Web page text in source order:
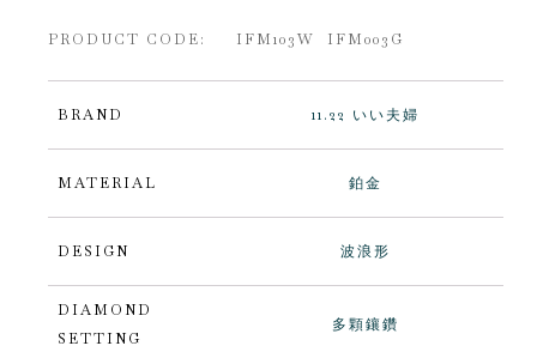
PRODUCT CODE: IFM103W IFM003G
BRAND 11.22 いい夫婦
MATERIAL 鉑金
DESIGN 波浪形
DIAMOND
SETTING
多顆鑲鑽